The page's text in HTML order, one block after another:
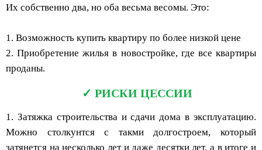
Их собственно два, но оба весьма весомы. Это:
1. Возможность купить квартиру по более низкой цене
2. Приобретение жилья в новостройке, где все квартиры
проданы.
РИСКИ ЦЕССИИ
1. Затяжка строительства и сдачи дома в эксплуатацию.
Можно столкунтся с такми долгостроем, который
затянется на несколько лет и даже десятки лет, а в итоге и